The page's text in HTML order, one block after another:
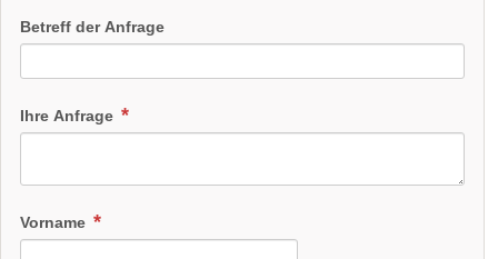
Betreff der Anfrage
Ihre Anfrage
Vorname